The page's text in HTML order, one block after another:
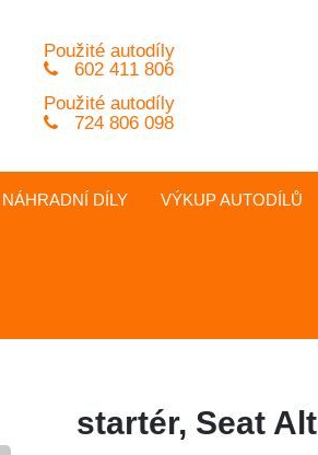
Použité autodíly
602 411 806
Použité autodíly
724 806 098
NÁHRADNÍ DÍLY VÝKUP AUTODÍLŮ
startér, Seat